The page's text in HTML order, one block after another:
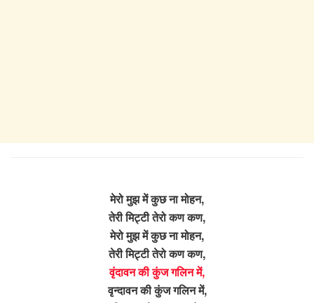
मेरो मुझ में कुछ ना मोहन,
तेरी मिट्टी तेरो कण कण,
मेरो मुझ में कुछ ना मोहन,
तेरी मिट्टी तेरो कण कण,
वृंदावन की कुंज गलिन में,
वृन्दावन की कुंज गलिन में,